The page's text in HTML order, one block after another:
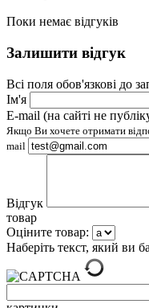
Поки немає відгуків
Залишити відгук
Всі поля обов'язкові до
Ім'я
E-mail (на сайті не
Якщо Ви хочете отримати
mail
Відгук
товар
Оціните товар:
Наберіть текст, який ви